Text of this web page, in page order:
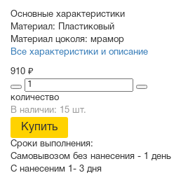
Основные характеристики
Материал: Пластиковый
Материал цоколя: мрамор
Все характеристики и описание
910 ₽
количество
В наличии: 15 шт.
Купить
Сроки выполнения:
Самовывозом без нанесения -
1 день
С нанесеним
1- 3 дня